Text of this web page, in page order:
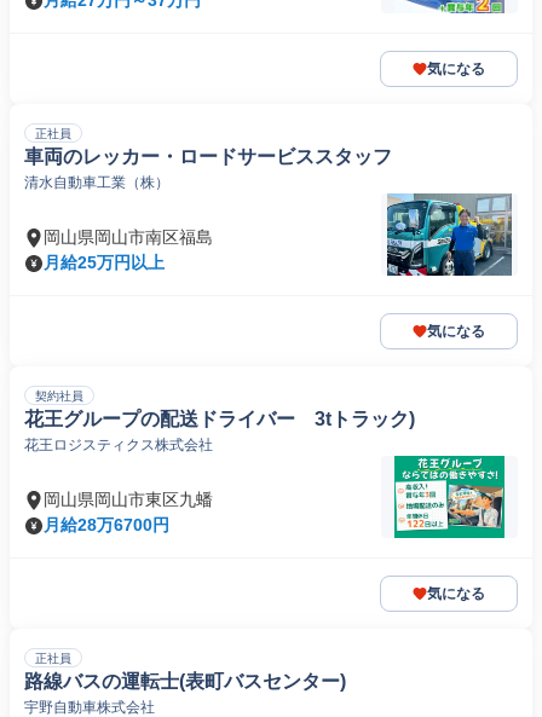
気になる
正社員
車両のレッカー・ロードサービススタッフ
清水自動車工業（株）
岡山県岡山市南区福島
月給25万円以上
気になる
契約社員
花王グループの配送ドライバー 3tトラック)
花王ロジスティクス株式会社
岡山県岡山市東区九蟠
月給28万6700円
気になる
正社員
路線バスの運転士(表町バスセンター)
宇野自動車株式会社